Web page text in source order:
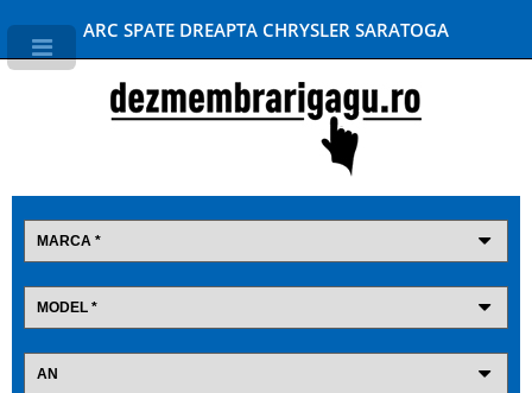
ARC SPATE DREAPTA CHRYSLER SARATOGA